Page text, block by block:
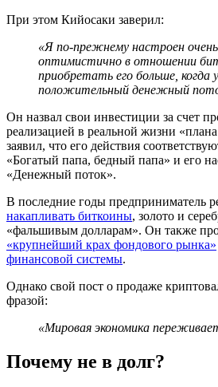
При этом Кийосаки заверил:
«Я по-прежнему настроен
оптимистично в отношении
приобретать его больше, когда
положительный денежный
Он назвал свои инвестиции за счет
реализацией в реальной жизни
заявил, что его действия
«Богатый папа, бедный папа» и его
«Денежный поток».
В последние годы предприниматель
накапливать биткоины, золото и
«фальшивым долларам». Он также
«крупнейший крах фондового рынка»
финансовой системы.
Однако свой пост о продаже
фразой:
«Мировая экономика
Почему не в долг?